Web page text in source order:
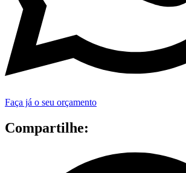
Faça já o seu orçamento
Compartilhe: